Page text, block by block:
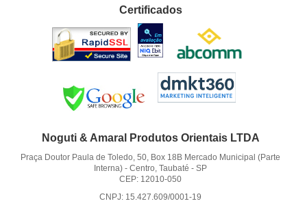
Certificados
Noguti & Amaral Produtos Orientais LTDA
Praça Doutor Paula de Toledo, 50, Box 18B Mercado Municipal (Parte
Interna) -Centro, Taubaté -SP
CEP: 12010-050
CNPJ: 15.427.609/0001-19